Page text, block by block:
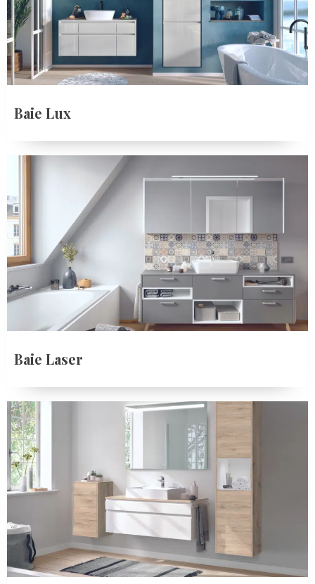
Baie Lux
Baie Laser